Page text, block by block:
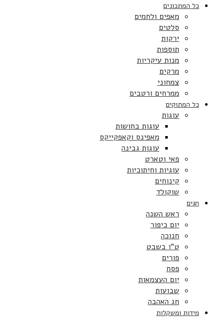
כל המתכונים
מאפים ולחמים
סלטים
ירקות
תוספות
מנות עיקריות
מרקים
צמחוני
ממרחים ורטבים
כל המתוקים
עוגות
עוגות בחושות
מאפינס וקאפקייקס
עוגות גבינה
פאי וטארט
עוגיות וחיתוכיות
קינוחים
שוקולד
חגים
ראש השנה
יום כיפור
חנוכה
ט”ו בשבט
פורים
פסח
יום העצמאות
שבועות
חג האהבה
מידות ומשקלות